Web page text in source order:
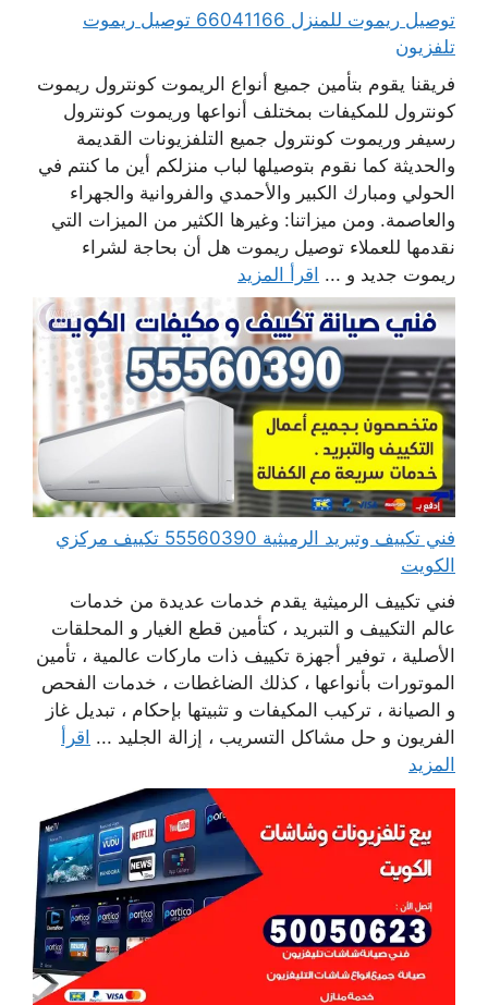
توصيل ريموت للمنزل 66041166 توصيل ريموت
تلفزيون
فريقنا يقوم بتأمين جميع أنواع الريموت كونترول ريموت
كونترول للمكيفات بمختلف أنواعها وريموت كونترول
رسيفر وريموت كونترول جميع التلفزيونات القديمة
والحديثة كما نقوم بتوصيلها لباب منزلكم أين ما كنتم في
الحولي ومبارك الكبير والأحمدي والفروانية والجهراء
والعاصمة. ومن ميزاتنا: وغيرها الكثير من الميزات التي
نقدمها للعملاء توصيل ريموت هل أن بحاجة لشراء
ريموت جديد و ... اقرأ المزيد
فني تكييف وتبريد الرميثية 55560390 تكييف مركزي
الكويت
فني تكييف الرميثية يقدم خدمات عديدة من خدمات
عالم التكييف و التبريد ، كتأمين قطع الغيار و المحلقات
الأصلية ، توفير أجهزة تكييف ذات ماركات عالمية ، تأمين
الموتورات بأنواعها ، كذلك الضاغطات ، خدمات الفحص
و الصيانة ، تركيب المكيفات و تثبيتها بإحكام ، تبديل غاز
الفريون و حل مشاكل التسريب ، إزالة الجليد ... اقرأ
المزيد